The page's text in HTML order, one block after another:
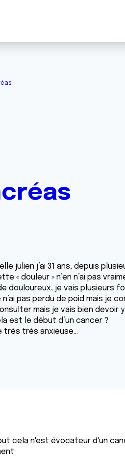
julien j’ai 31 ans, depuis
« douleur » n’en n’ai pas
douloureux, je vais plusieurs
pas perdu de poid mais je
mais je vais bien devoir y
est le début d’un cancer ?
très très anxieuse...
cela n'est évocateur d'un